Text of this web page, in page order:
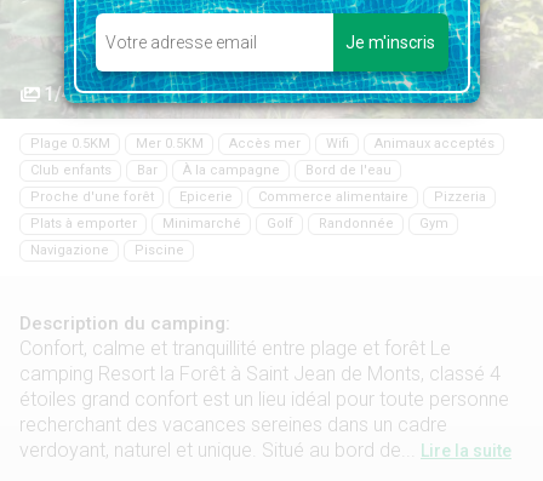
1/47
Plage 0.5KM Mer 0.5KM Accès mer Wifi
Animaux acceptés
Club enfants
Bar À la campagne
Bord de l'eau
Proche d'une forêt
Epicerie Commerce alimentaire
Pizzeria
Plats à emporter
Minimarché Golf Randonnée
Gym
Navigazione
Piscine
Description du camping:
Confort, calme et tranquillité entre plage et forêt Le
camping Resort la Forêt à Saint Jean de Monts, classé 4
étoiles grand confort est un lieu idéal pour toute personne
recherchant des vacances sereines dans un cadre
verdoyant, naturel et unique. Situé au bord de...
Lire la suite
Je m'inscris